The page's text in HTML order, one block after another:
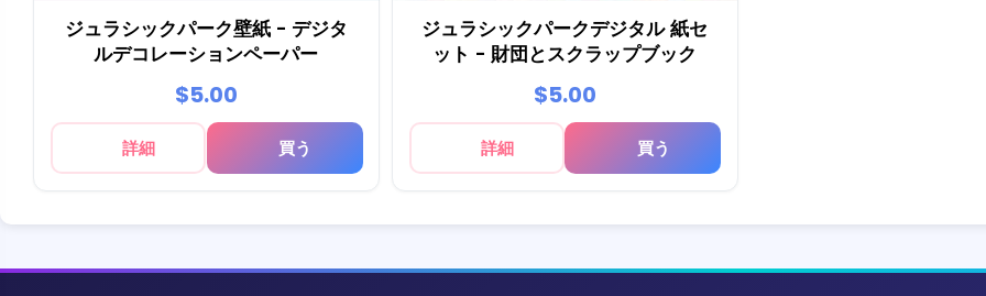
ジュラシックパーク壁紙 - デジタ
ルデコレーションペーパー
$5.00
詳細 買う
ジュラシックパークデジタル 紙セ
ット - 財団とスクラップブック
$5.00
詳細 買う